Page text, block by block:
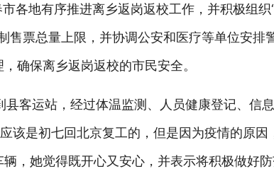
各地有序推进离乡返岗返校工作，并积极组织
售票总量上限，并协调公安和医疗等单位安排
确保离乡返岗返校的市民安全。
客运站，经过体温监测、人员健康登记、信
是初七回北京复工的，但是因为疫情的原因
，她觉得既开心又安心，并表示将积极做好防